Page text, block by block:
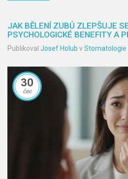
JAK BĚLENÍ ZUBŮ ZLEPŠUJE
PSYCHOLOGICKÉ BENEFITY A
Publikoval Josef Holub vStomatologie
30
čec